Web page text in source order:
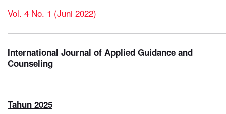
Vol. 4 No. 1 (Juni 2022)
International Journal of Applied Guidance and
Counseling
Tahun 2025